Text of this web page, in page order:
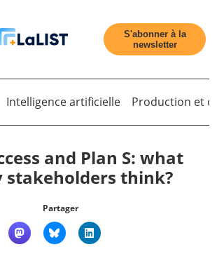
S'abonner à la
newsletter
Intelligence artificielle Production et
and Plan S: what
stakeholders think?
Partager